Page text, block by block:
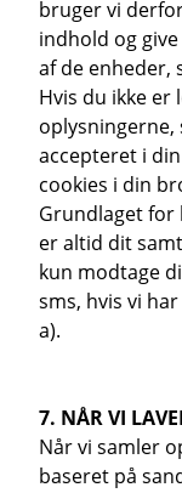
bruger vi
indhold og
af de enheder,
Hvis du ikke er
oplysningerne,
accepteret i
cookies i din
Grundlaget for
er altid dit
kun modtage
sms, hvis vi
a).
7. NÅR VI
Når vi samler
baseret på